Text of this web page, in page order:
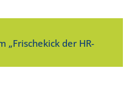
der HR-